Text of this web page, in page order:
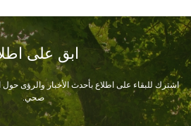
ابق على
اشترك للبقاء على اطلاع بأحدث الأخبار والرؤى حول
صحي.